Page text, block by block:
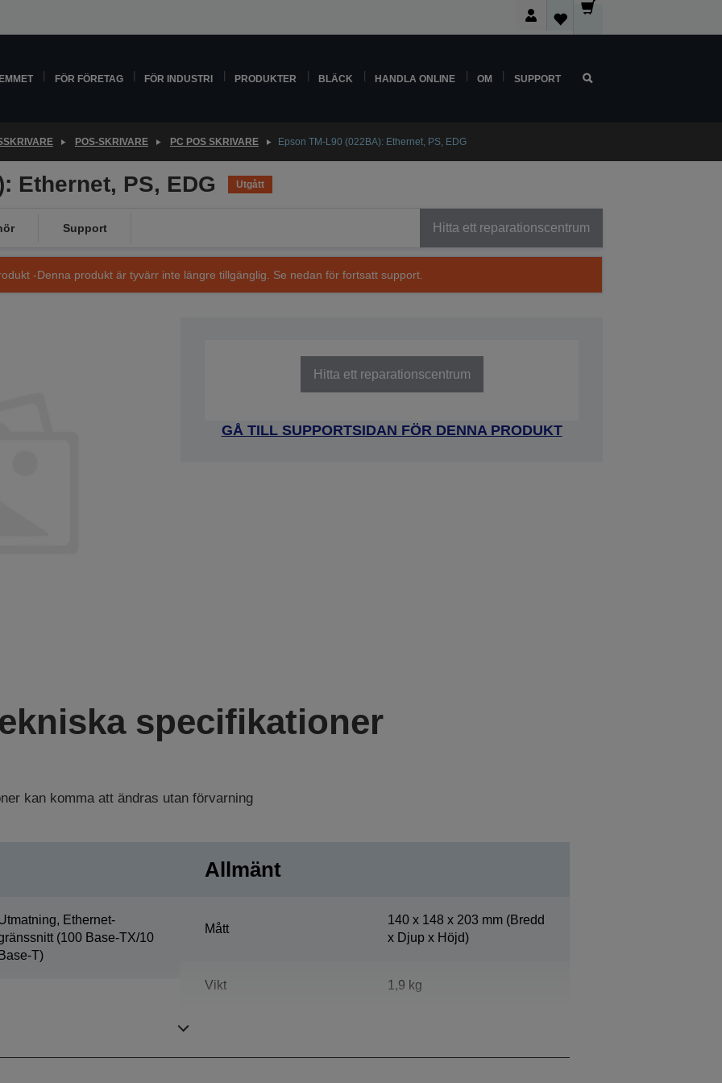
FÖR FÖRETAG FÖR INDUSTRI PRODUKTER BLÄCK HANDLA ONLINE OM SUPPORT
POS-SKRIVARE PC POS SKRIVARE Epson TM-L90 (022BA): Ethernet, PS, EDG
Ethernet, PS, EDG Utgått
Support Hitta ett reparationscentrum
-Denna produkt är tyvärr inte längre tillgänglig. Se nedan för fortsatt support.
Hitta ett reparationscentrum
GÅ TILL SUPPORTSIDAN FÖR DENNA PRODUKT
specifikationer
kan komma att ändras utan förvarning
Ethernet-
(100 Base-TX/10
T)
Allmänt
Mått
140‎ x 148 x 203 mm (Bredd
x Djup x Höjd)
Vikt 1,9 kg